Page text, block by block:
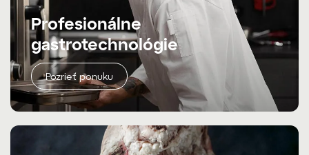
Profesionálne
gastrotechnológie
Pozrieť ponuku